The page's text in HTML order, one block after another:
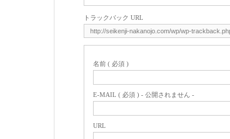
トラックバック URL
名前 ( 必須 )
E-MAIL ( 必須 ) - 公開されません -
URL